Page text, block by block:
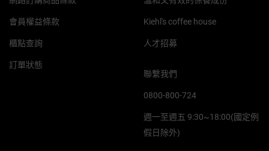
會員權益條款
櫃點查詢
訂單狀態
Kiehl's coffee house
人才招募
聯繫我們
0800-800-724
週一至週五 9:30~18:00(國定例
假日除外)